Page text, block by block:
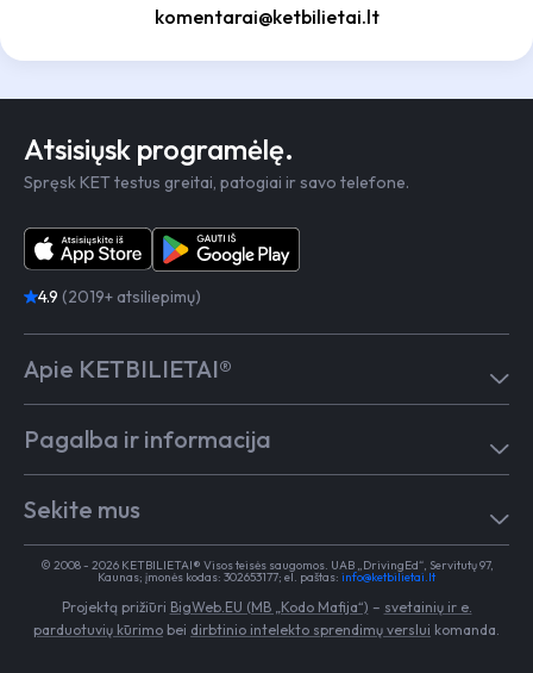
komentarai@ketbilietai.lt
Atsisiųsk programėlę.
Spręsk KET testus greitai, patogiai ir savo telefone.
4.9 (2019+ atsiliepimų)
Apie KETBILIETAI®
Kaip mokytis
Testai
Test in English
Kontaktai
Vairavimo mokykloms
Apie KETBILIETAI®
Pagalba ir informacija
Dažniausiai užduodami klausimai
Egzaminai Regitroje
Medicininė pažyma
Naujienos
Sekite mus
TikTok
Facebook
Instagram
© 2008 - 2026 KETBILIETAI® Visos teisės saugomos. UAB „DrivingEd“, Servitutų 97,
Kaunas; įmonės kodas: 302653177; el. paštas: info@ketbilietai.lt
Projektą prižiūri BigWeb.EU (MB „Kodo Mafija“) – svetainių ir e.
parduotuvių kūrimo bei dirbtinio intelekto sprendimų verslui komanda.